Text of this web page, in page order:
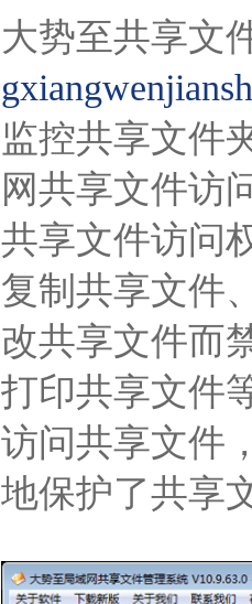
大势至共享文
监控共享文件
网共享文件访
共享文件访问
复制共享文件
改共享文件而
打印共享文件
访问共享文件
地保护了共享